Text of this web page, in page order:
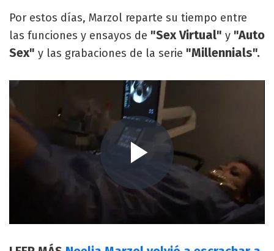
Por estos días, Marzol reparte su tiempo entre
las funciones y ensayos de "Sex Virtual" y "Auto
Sex" y las grabaciones de la serie "Millennials".